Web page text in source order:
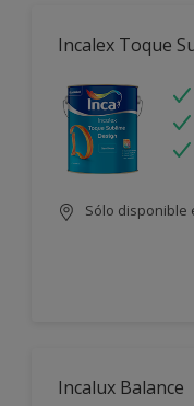
Incalex Toque
Sólo disponible
Incalux Balance